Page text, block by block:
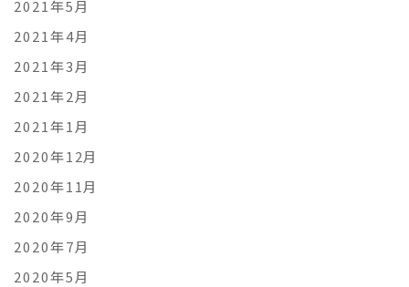
2021年5月
2021年4月
2021年3月
2021年2月
2021年1月
2020年12月
2020年11月
2020年9月
2020年7月
2020年5月